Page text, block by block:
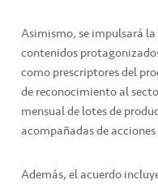
Asimismo, se impulsará
contenidos
como prescriptores del
de reconocimiento al
mensual de lotes de
acompañadas de
Además, el acuerdo